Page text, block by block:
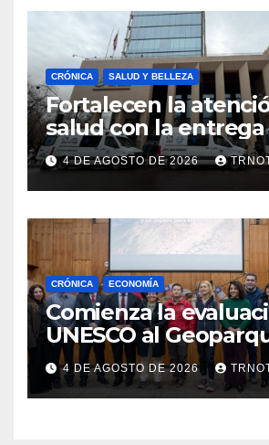
CRÓNICA SALUD Y BELLEZA
Fortalecen la
salud con la
nuevas ambulancias
Cauquenes y
4 DE AGOSTO DE 2026
CRÓNICA ECONOMÍA
Comienza la
UNESCO al
Aspirante
Maule
4 DE AGOSTO DE 2026